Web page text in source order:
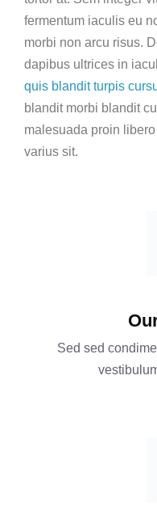
fermentum iaculis eu
morbi non arcu risus.
dapibus ultrices in
quis blandit turpis
blandit morbi blandit
malesuada proin
varius sit.
Sed sed